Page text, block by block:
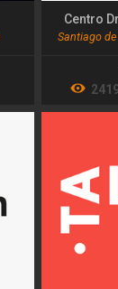
Centro
Santiago